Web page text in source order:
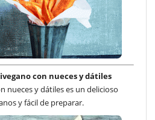
con nueces y dátiles
nueces y dátiles es un delicioso
y fácil de preparar.